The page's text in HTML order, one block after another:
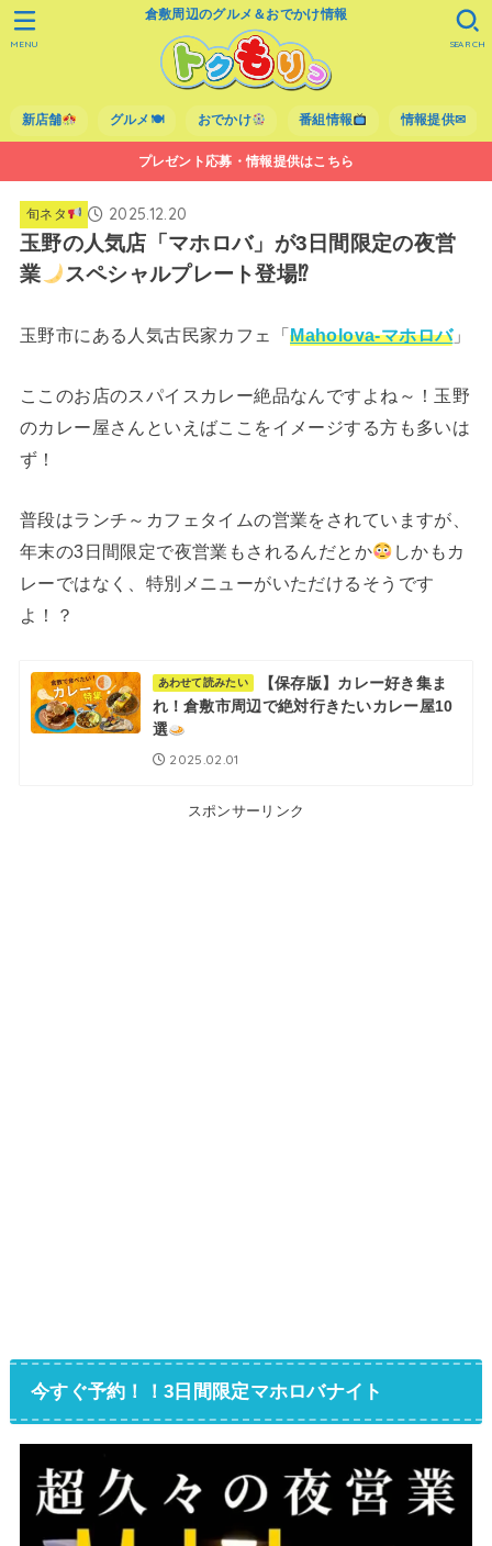
倉敷周辺のグルメ＆おでかけ情報
新店舗 グルメ🍽 おでかけ 番組情報 情報提供✉
SEARCH
MENU
プレゼント応募・情報提供はこちら
旬ネタ 2025.12.20
玉野の人気店「マホロバ」が3日間限定の夜営
業
スペシャルプレート登場⁉
玉野市にある人気古民家カフェ「Maholova-マホロバ」
ここのお店のスパイスカレー絶品なんですよね～！玉野
のカレー屋さんといえばここをイメージする方も多いは
ず！
普段はランチ～カフェタイムの営業をされていますが、
年末の3日間限定で夜営業もされるんだとか
しかもカ
レーではなく、特別メニューがいただけるそうです
よ！？
あわせて読みたい
【保存版】カレー好き集ま
れ！倉敷市周辺で絶対行きたいカレー屋10
選
2025.02.01
スポンサーリンク
今すぐ予約！！3日間限定マホロバナイト